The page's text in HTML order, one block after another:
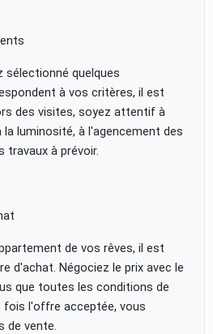
sélectionné quelques
à vos critères, il est
des visites, soyez attentif à
la luminosité, à l'agencement des
travaux à prévoir.
de vos rêves, il est
d'achat. Négociez le prix avec le
que toutes les conditions de
fois l'offre acceptée, vous
de vente.